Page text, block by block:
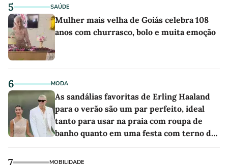
5 SAÚDE
Mulher mais velha de Goiás celebra 108
anos com churrasco, bolo e muita emoção
6 MODA
As sandálias favoritas de Erling Haaland
para o verão são um par perfeito, ideal
tanto para usar na praia com roupa de
banho quanto em uma festa com terno de
7 MOBILIDADE